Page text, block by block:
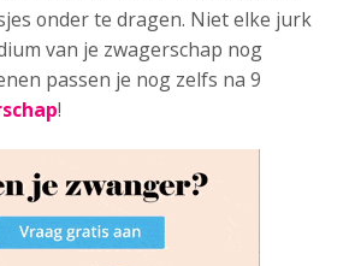
onder te dragen. Niet elke jurk
van je zwagerschap nog
passen je nog zelfs na 9
!